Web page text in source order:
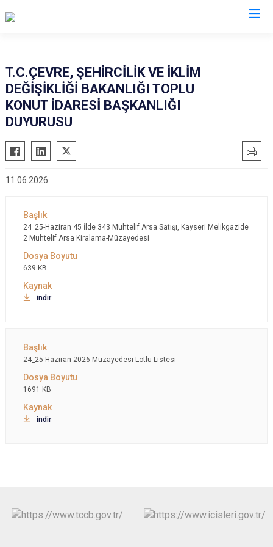
T.C.ÇEVRE, ŞEHİRCİLİK VE İKLİM
DEĞİŞİKLİĞİ BAKANLIĞI TOPLU
KONUT İDARESİ BAŞKANLIĞI
DUYURUSU
11.06.2026
24_25-Haziran 45 İlde 343 Muhtelif Arsa Satışı, Kayseri Melikgazide
2 Muhtelif Arsa Kiralama-Müzayedesi
639 KB
indir
24_25-Haziran-2026-Muzayedesi-Lotlu-Listesi
1691 KB
indir